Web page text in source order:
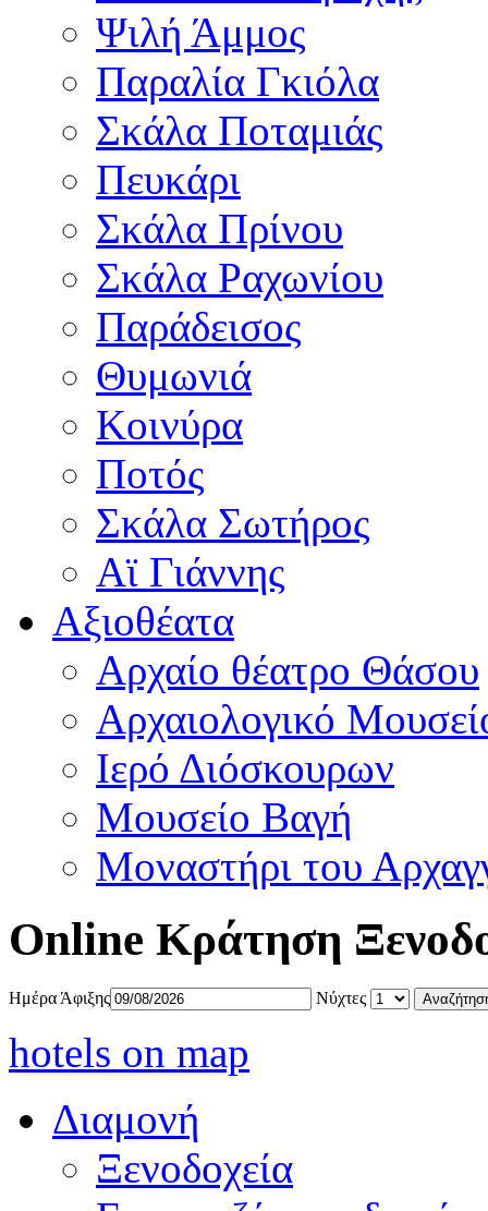
Ψιλή Άμμος
Παραλία Γκιόλα
Σκάλα Ποταμιάς
Πευκάρι
Σκάλα Πρίνου
Σκάλα Ραχωνίου
Παράδεισος
Θυμωνιά
Κοινύρα
Ποτός
Σκάλα Σωτήρος
Αϊ Γιάννης
Αξιοθέατα
Αρχαίο θέατρο Θάσου
Αρχαιολογικό
Ιερό Διόσκουρων
Μουσείο Βαγή
Μοναστήρι του
Online Κράτηση
Ημέρα Άφιξης Νύχτες
hotels on map
Διαμονή
Ξενοδοχεία